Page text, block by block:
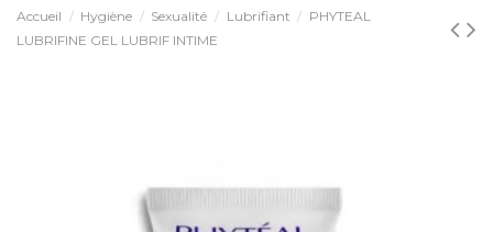
Accueil Hygiène Sexualité Lubrifiant
PHYTEAL
LUBRIFINE GEL LUBRIF INTIME